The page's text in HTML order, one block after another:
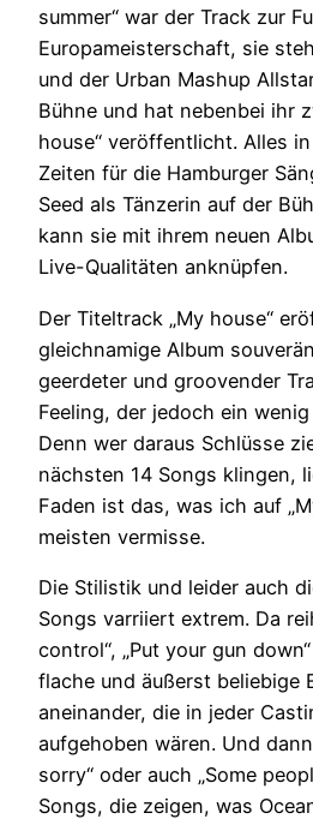
summer“ war der Track zur
Europameisterschaft, sie
und der Urban Mashup
Bühne und hat nebenbei ihr
house“ veröffentlicht. Alles
Zeiten für die Hamburger
Seed als Tänzerin auf der
kann sie mit ihrem neuen
Live-Qualitäten anknüpfen.
Der Titeltrack „My house“
gleichnamige Album
geerdeter und groovender
Feeling, der jedoch ein
Denn wer daraus Schlüsse
nächsten 14 Songs klingen,
Faden ist das, was ich auf
meisten vermisse.
Die Stilistik und leider auch
Songs varriiert extrem. Da
control“, „Put your gun
flache und äußerst beliebige
aneinander, die in jeder
aufgehoben wären. Und
sorry“ oder auch „Some
Songs, die zeigen, was